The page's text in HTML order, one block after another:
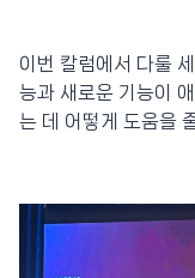
이번 칼럼에서 다룰
능과 새로운 기능이
는 데 어떻게 도움을